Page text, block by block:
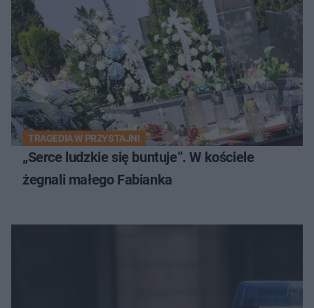
TRAGEDIA W PRZYSTAJNI
„Serce ludzkie się buntuje”. W kościele
żegnali małego Fabianka